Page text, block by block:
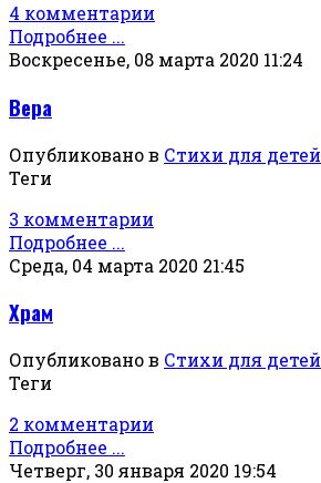
4 комментарии
Подробнее ...
Воскресенье, 08 марта 2020 11:24
Вера
Опубликовано в Стихи для детей
Теги
3 комментарии
Подробнее ...
Среда, 04 марта 2020 21:45
Храм
Опубликовано в Стихи для детей
Теги
2 комментарии
Подробнее ...
Четверг, 30 января 2020 19:54